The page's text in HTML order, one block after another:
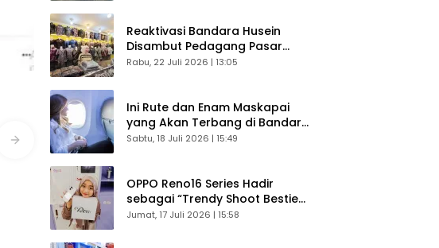
Reaktivasi Bandara Husein
Disambut Pedagang Pasar
Baru, Diyakini Bangkitkan
Rabu, 22 Juli 2026 | 13:05
Ini Rute dan Enam Maskapai
yang Akan Terbang di Bandara
Husein Sastranegara
Sabtu, 18 Juli 2026 | 15:49
OPPO Reno16 Series Hadir
sebagai “Trendy Shoot Bestie”,
Bikin Konten Kreator Makin
Jumat, 17 Juli 2026 | 15:58